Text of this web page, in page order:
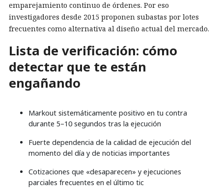
emparejamiento continuo de órdenes. Por eso
investigadores desde 2015 proponen subastas por lotes
frecuentes como alternativa al diseño actual del mercado.
Lista de verificación: cómo
detectar que te están
engañando
Markout sistemáticamente positivo en tu contra
durante 5–10 segundos tras la ejecución
Fuerte dependencia de la calidad de ejecución del
momento del día y de noticias importantes
Cotizaciones que «desaparecen» y ejecuciones
parciales frecuentes en el último tic